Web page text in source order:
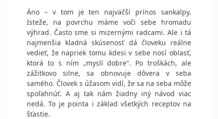
Áno – v tom je ten najväčší prínos sankalpy.
Isteže, na povrchu máme voči sebe hromadu
výhrad. Často sme si mizernými radcami. Ale i tá
najmenšia kladná skúsenosť dá človeku reálne
vedieť, že napriek tomu kdesi v sebe nosí oblasť,
ktorá to s ním „myslí dobre“. Po troškách, ale
zážitkovo silne, sa obnovuje dôvera v seba
samého. Človek s úžasom vidí, že sa na seba môže
spoľahnúť. A aj tak nám žiadny iný návod viac
nedá. To je pointa i základ všetkých receptov na
šťastie.